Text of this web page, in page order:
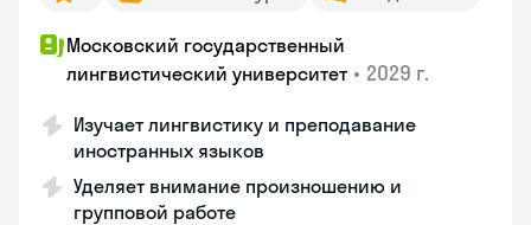
Московский государственный
лингвистический университет • 2029 г.
Изучает лингвистику и преподавание
иностранных языков
Уделяет внимание произношению и
групповой работе